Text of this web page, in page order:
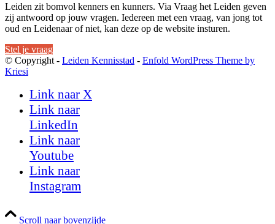
Leiden zit bomvol kenners en kunners. Via Vraag het Leiden geven
zij antwoord op jouw vragen. Iedereen met een vraag, van jong tot
oud en Leidenaar of niet, kan deze op de website insturen.
Stel je vraag
© Copyright - Leiden Kennisstad - Enfold WordPress Theme by
Kriesi
Link naar X
Link naar
LinkedIn
Link naar
Youtube
Link naar
Instagram
Scroll naar bovenzijde